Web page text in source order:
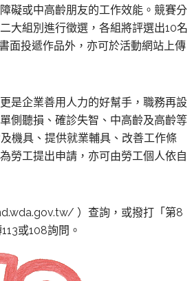
礙或中高齡朋友的工作效能。競賽分
大組別進行徵選，各組將評選出10名
面投遞作品外，亦可於活動網站上傳
是企業善用人力的好幫手，職務再設
側聽損、確診失智、中高齡及高齡等
機具、提供就業輔具、改善工作條
勞工提出申請，亦可由勞工個人依自
）查詢，或撥打「第8
或108詢問。